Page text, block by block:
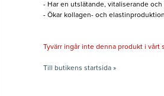
- Har en utslätande, vitaliserande
- Ökar kollagen- och
Tyvärr ingår inte denna produkt i vårt
Till butikens startsida »